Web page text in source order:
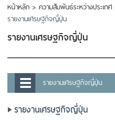
หน้าหลัก > ความสัมพันธ์ระหว่างประเทศ
รายงานเศรษฐกิจญี่ปุ่น
รายงานเศรษฐกิจญี่ปุ่น
รายงานเศรษฐกิจญี่ปุ่น
รายงานเศรษฐกิจญี่ปุ่น